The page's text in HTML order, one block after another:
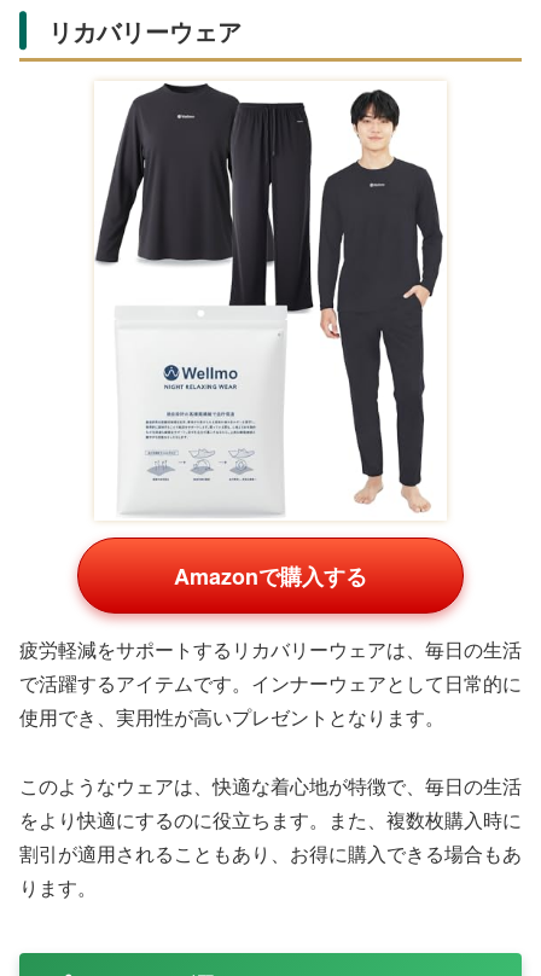
ムなど、様々な場所で使用でき、毎日の生活に香りをもた
らします。また、インテリアとしても機能するため、部屋
の雰囲気を高めるのに役立ちます。
ルームスプレー・アロマディフューザー
Amazonで購入する
ルームスプレーやアロマディフューザーも、3000円の予
なものが多く、インテリアとしても機能します。
これらのアイテムは、部屋全体に香りを広げることがで
き、毎日の生活空間を快適にします。また、香りの種類も
です。